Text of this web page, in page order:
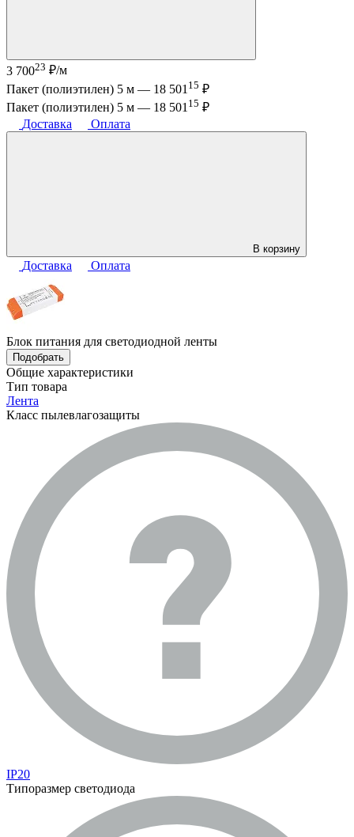
3 70023 ₽/м
Пакет (полиэтилен) 5 м — 18 501 15 ₽
Пакет (полиэтилен) 5 м — 18 501 15 ₽
Доставка
Оплата
В корзину
Доставка Оплата
Блок питания для светодиодной ленты
Подобрать
Общие характеристики
Тип товара
Лента
Класс пылевлагозащиты
IP20
Типоразмер светодиода